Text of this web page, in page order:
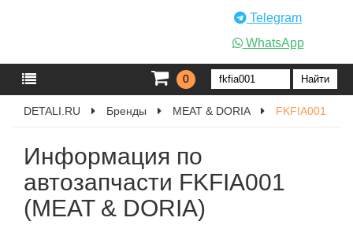
Telegram
WhatsApp
0
DETALI.RU Бренды MEAT & DORIA FKFIA001
Информация по
автозапчасти FKFIA001
(MEAT & DORIA)